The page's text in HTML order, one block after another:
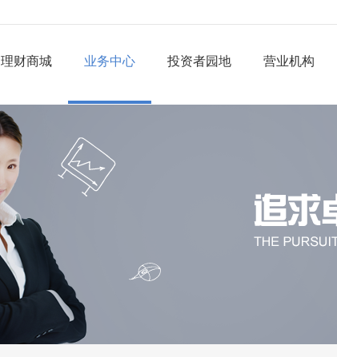
理财商城 业务中心 投资者园地 营业机构